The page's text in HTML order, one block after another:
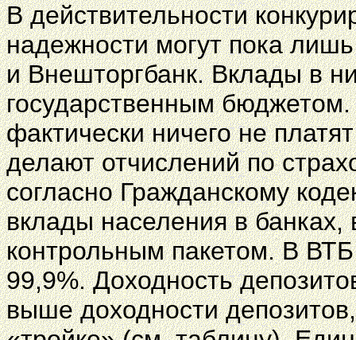
В действительности
надежности могут пока
и Внешторгбанк. Вклады в
государственным
фактически ничего не
делают отчислений по
согласно Гражданскому
вклады населения в банках,
контрольным пакетом. В ВТБ
99,9%. Доходность
выше доходности